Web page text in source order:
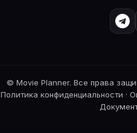
© Movie Planner. Все права
Политика конфиденциальности ·